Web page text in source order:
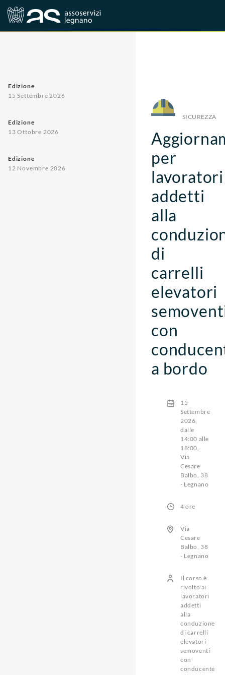
Corsi Sicurezza
Edizione
15 Settembre 2026
Edizione
13 Ottobre 2026
Edizione
12 Novembre 2026
SICUREZZA
per
lavoratori
addetti
alla
di
carrelli
elevatori
con
a bordo
15
Settembre
2026,
dalle
14:00 alle
18:00,
Via
Cesare
Balbo, 38
- Legnano
4 ore
Via
Cesare
Balbo, 38
- Legnano
Il corso è
rivolto ai
lavoratori
addetti
alla
conduzione
di carrelli
elevatori
semoventi
con
conducente